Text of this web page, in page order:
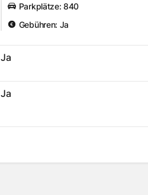
Parkplätze: 840
Gebühren: Ja
Ja
Ja